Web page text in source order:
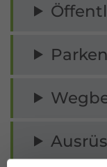
Parken